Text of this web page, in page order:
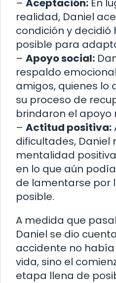
– Aceptación: En
realidad, Daniel
condición y decidió
posible para
– Apoyo social:
respaldo
amigos, quienes lo
su proceso de
brindaron el apoyo
– Actitud positiva:
dificultades, Daniel
mentalidad
en lo que aún
de lamentarse por
posible.
A medida que
Daniel se dio
accidente no había
vida, sino el
etapa llena de